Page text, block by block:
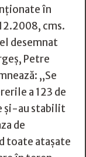
în
cms.
desemnat
Petre
„Se
a 123 de
și-au stabilit
de
toate atașate